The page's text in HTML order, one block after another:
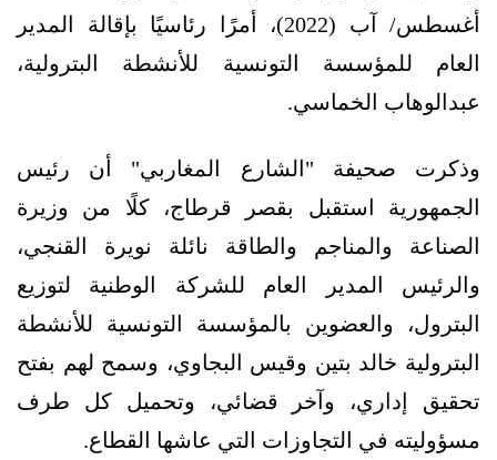
أغسطس/ آب (2022)، أمرًا رئاسيًا بإقالة المدير
العام للمؤسسة التونسية للأنشطة البترولية،
عبدالوهاب الخماسي.
وذكرت صحيفة "الشارع المغاربي" أن رئيس
الجمهورية استقبل بقصر قرطاج، كلًا من وزيرة
الصناعة والمناجم والطاقة نائلة نويرة القنجي،
والرئيس المدير العام للشركة الوطنية لتوزيع
البترول، والعضوين بالمؤسسة التونسية للأنشطة
البترولية خالد بتين وقيس البجاوي، وسمح لهم بفتح
تحقيق إداري، وآخر قضائي، وتحميل كل طرف
مسؤوليته في التجاوزات التي عاشها القطاع.